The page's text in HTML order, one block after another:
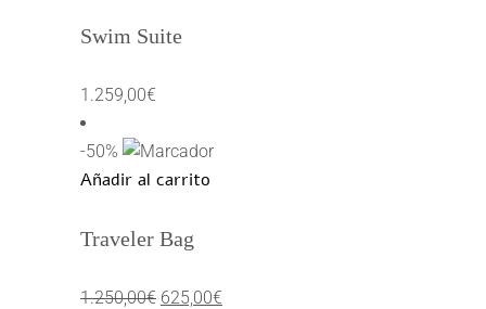
Swim Suite
1.259,00€
-50%
Añadir al carrito
Traveler Bag
1.250,00€ El
625,00€